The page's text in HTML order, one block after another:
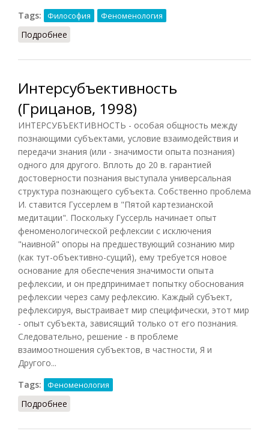
Tags:
Философия Феноменология
Подробнее
Интерсубъективность
(Грицанов, 1998)
ИНТЕРСУБЪЕКТИВНОСТЬ - особая общность между
познающими субъектами, условие взаимодействия и
передачи знания (или - значимости опыта познания)
одного для другого. Вплоть до 20 в. гарантией
достоверности познания выступала универсальная
структура познающего субъекта. Собственно проблема
И. ставится Гуссерлем в "Пятой картезианской
медитации". Поскольку Гуссерль начинает опыт
феноменологической рефлексии с исключения
"наивной" опоры на предшествующий сознанию мир
(как тут-объективно-сущий), ему требуется новое
основание для обеспечения значимости опыта
рефлексии, и он предпринимает попытку обоснования
рефлексии через саму рефлексию. Каждый субъект,
рефлексируя, выстраивает мир специфически, этот мир
- опыт субъекта, зависящий только от его познания.
Следовательно, решение - в проблеме
взаимоотношения субъектов, в частности, Я и
Другого...
Tags:
Феноменология
Подробнее